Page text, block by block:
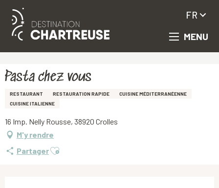
Aller
principal
MENU
FR
Pasta chez vous
RESTAURANT RESTAURATION RAPIDE
CUISINE MÉDITERRANÉENNE
CUISINE ITALIENNE
16 Imp. Nelly Rousse, 38920 Crolles
M'y rendre
PartagerAjouter aux favoris